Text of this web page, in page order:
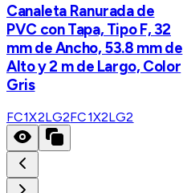
Canaleta Ranurada de
PVC con Tapa, Tipo F, 32
mm de Ancho, 53.8 mm de
Alto y 2 m de Largo, Color
Gris
FC1X2LG2FC1X2LG2